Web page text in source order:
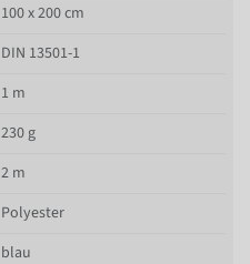
100 x 200 cm
DIN 13501-1
1 m
230 g
2 m
Polyester
blau